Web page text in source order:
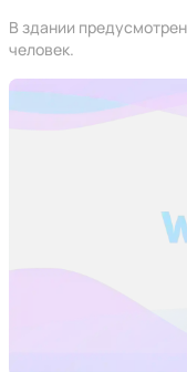
В здании
человек.